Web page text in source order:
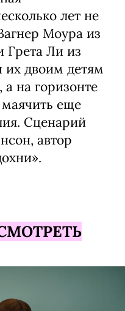
лет не
Моура из
Грета Ли из
двоим детям
на горизонте
еще
Сценарий
автор